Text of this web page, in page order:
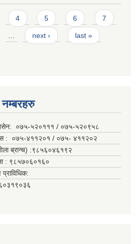
4 5 6 7
next › last »
नम्बरहरु
०७५-५२०१११ / ०७५-५२०९५८
: ०७५-४११२०१ / ०७५- ४११२०२
ब्रान्च) :९८५६०४६१९२
: ९८५७०६०१६०
प्राविधिक: